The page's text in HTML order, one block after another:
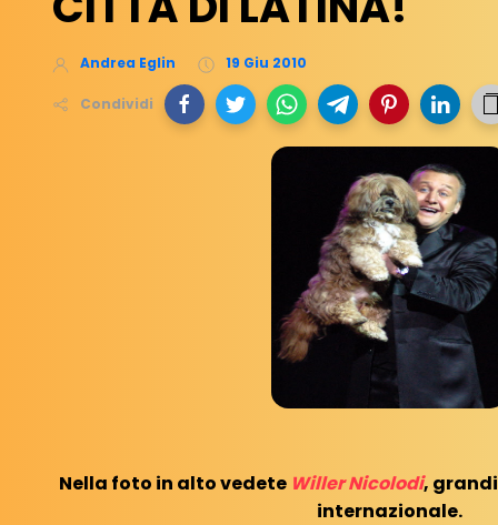
Andrea Eglin 19 Giu 2010
Condividi
Nella foto in alto vedete Willer Nicolodi,
internazionale.